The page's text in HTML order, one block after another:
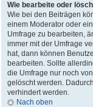
Wie bearbeite oder
Wie bei den Beiträgen
einem Moderator oder
Umfrage zu bearbeiten,
immer mit der Umfrage
hat, dann können
bearbeiten. Sollte
die Umfrage nur noch
gelöscht werden.
verhindert werden.
Nach oben